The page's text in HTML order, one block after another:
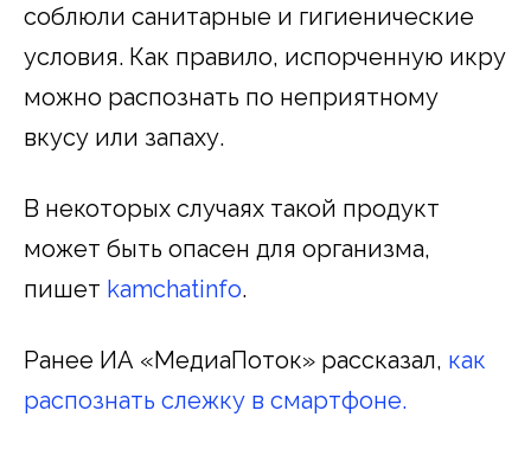
соблюли санитарные и гигиенические
условия. Как правило, испорченную икру
можно распознать по неприятному
вкусу или запаху.
В некоторых случаях такой продукт
может быть опасен для организма,
пишет kamchatinfo.
Ранее ИА «МедиаПоток» рассказал, как
распознать слежку в смартфоне.